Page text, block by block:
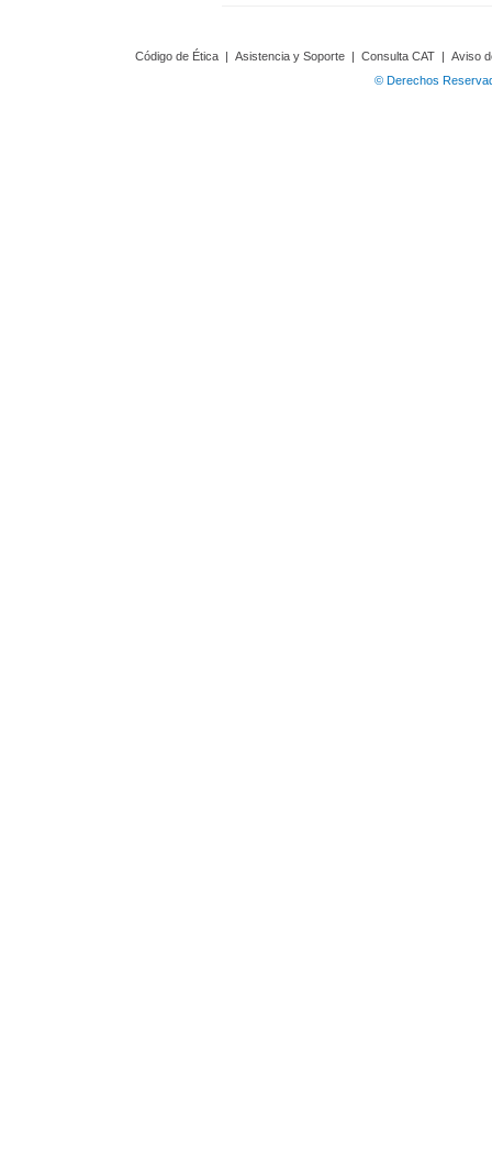
Código de Ética | Asistencia y Soporte | Consulta CAT | Aviso
© Derechos